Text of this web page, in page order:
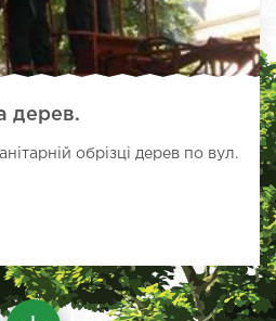
дерев.
обрізці дерев по вул.